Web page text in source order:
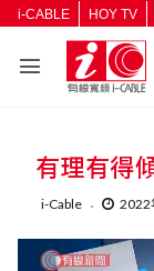
i-CABLE HOY TV
有理有得
i-Cable 2022